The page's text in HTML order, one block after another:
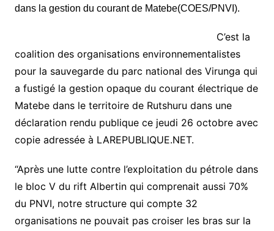
C’est la
coalition des organisations environnementalistes
pour la sauvegarde du parc national des Virunga qui
a fustigé la gestion opaque du courant électrique de
Matebe dans le territoire de Rutshuru dans une
déclaration rendu publique ce jeudi 26 octobre avec
copie adressée à LAREPUBLIQUE.NET.
“Après une lutte contre l’exploitation du pétrole dans
le bloc V du rift Albertin qui comprenait aussi 70%
du PNVI, notre structure qui compte 32
organisations ne pouvait pas croiser les bras sur la